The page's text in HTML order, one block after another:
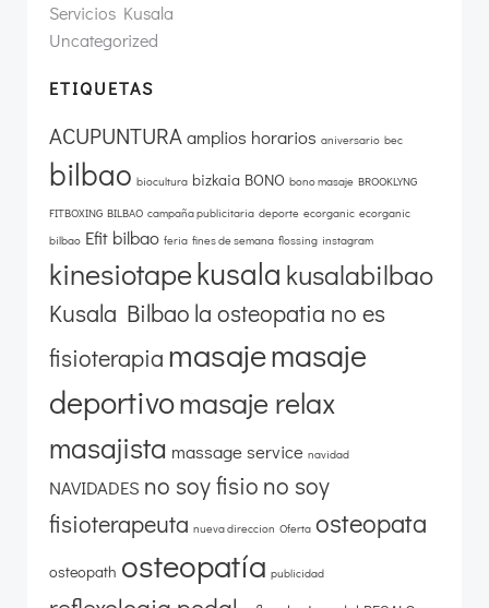
Servicios Kusala
Uncategorized
ETIQUETAS
ACUPUNTURA amplios horarios aniversario bec
bilbao biocultura bizkaia BONO bono masaje BROOKLYNG
FITBOXING BILBAO campaña publicitaria deporte ecorganic ecorganic
bilbao Efit bilbao feria fines de semana flossing instagram
kinesiotapekusala kusalabilbao
Kusala Bilbao la osteopatia no es
fisioterapia masajemasaje
deportivomasaje relax
masajista massage service navidad
NAVIDADES no soy fisio no soy
fisioterapeuta nueva direccion Oferta osteopata
osteopath osteopatía publicidad